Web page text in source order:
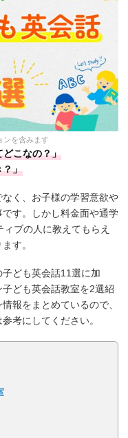
ンを含みます
どこなの？」
？」
く、お子様の学習意欲や
す。しかし料金面や通学
ブの人に教えてもらえ
す。
ども英会話11選に加
ども英会話教室を2選紹
報をまとめているので、
考にしてください。